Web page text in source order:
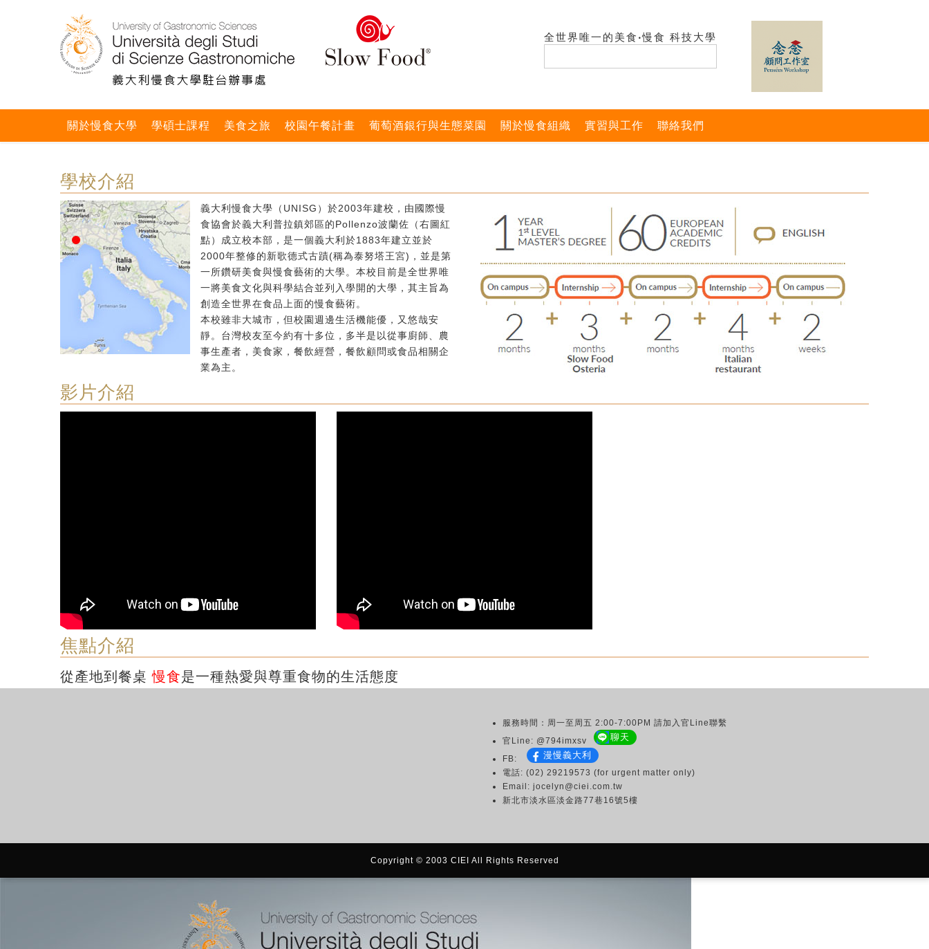
全世界唯一的美食‧慢食 科技大學
關於慢食大學 學碩士課程 美食之旅 校園午餐計畫 葡萄酒銀行與生態菜園 關於慢食組織 實習與工作 聯絡我們
學校介紹
義大利慢食大學（UNISG）於2003年建校，由國際慢
食協會於義大利普拉鎮郊區的Pollenzo波蘭佐（右圖紅
點）成立校本部，是一個義大利於1883年建立並於
2000年整修的新歌德式古蹟(稱為泰努塔王宮)，並是第
一所鑽研美食與慢食藝術的大學。本校目前是全世界唯
一將美食文化與科學結合並列入學開的大學，其主旨為
創造全世界在食品上面的慢食藝術。
本校雖非大城市，但校園週邊生活機能優，又悠哉安
靜。台灣校友至今約有十多位，多半是以從事廚師、農
事生產者，美食家，餐飲經營，餐飲顧問或食品相關企
業為主。
影片介紹
焦點介紹
從產地到餐桌慢食是一種熱愛與尊重食物的生活態度
服務時間：周一至周五 2:00-7:00PM 請加入官Line聯繫
官Line: @794imxsv
聊天
FB: 漫慢義大利
電話: (02) 29219573 (for urgent matter only)
Email: jocelyn@ciei.com.tw
新北市淡水區淡金路77巷16號5樓
Copyright © 2003 CIEI All Rights Reserved